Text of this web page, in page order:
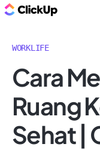
WORKLIFE
Cara
Ruang
Sehat |